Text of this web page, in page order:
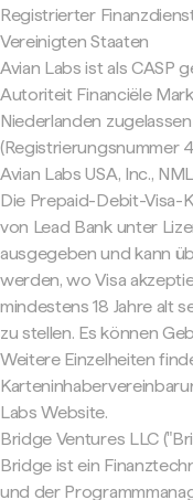
Registrierter
Vereinigten Staaten
Avian Labs ist als CASP
Autoriteit Financiële
Niederlanden zugelassen
(Registrierungsnummer
Avian Labs USA, Inc.,
Die Prepaid-Debit-Visa-
von Lead Bank unter
ausgegeben und kann
werden, wo Visa
mindestens 18 Jahre alt
zu stellen. Es können
Weitere Einzelheiten
Labs Website.
Bridge Ventures LLC
Bridge ist ein
und der